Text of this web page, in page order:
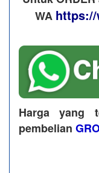
WA https://
Harga yang
pembelian